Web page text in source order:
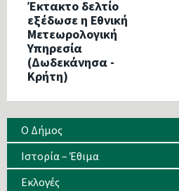
Έκτακτο δελτίο
εξέδωσε η Εθνική
Μετεωρολογική
Υπηρεσία
(Δωδεκάνησα -
Κρήτη)
Ο Δήμος
Ιστορία – Έθιμα
Eκλογές